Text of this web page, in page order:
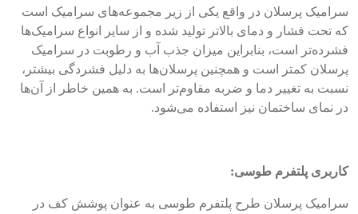
سرامیک پرسلان در واقع یکی از زیر مجموعه‌های سرامیک است
که تحت فشار و دمای بالاتر تولید شده و از سایر انواع سرامیک‌ها
فشرده‌تر است، بنابراین میزان جذب آب و رطوبت در سرامیک
پرسلان کمتر است و همچنین پرسلان‌ها به دلیل فشردگی بیشتر،
نسبت به تغییر دما و ضربه مقاوم‌تر است. به همین خاطر از آن‌ها
در نمای ساختمان نیز استفاده می‌شود.
کاربری پلتفرم طوسی:
سرامیک پرسلان طرح پلتفرم طوسی به عنوان پوشش کف در